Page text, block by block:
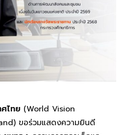
ไทย (World Vision
ขอร่วมแสดงความยินดี